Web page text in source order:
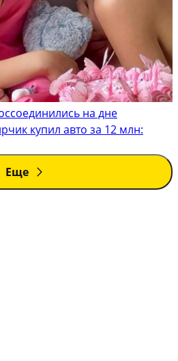
на дне
купил авто за 12 млн:
Еще